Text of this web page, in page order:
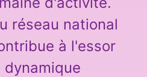
réseau national
à l'essor